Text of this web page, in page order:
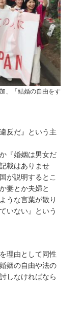
、「結婚の自由をす
反だ』という主
『婚姻は男女だ
載はありませ
が説明するとこ
妻とか夫婦と
うな言葉が散り
いない』という
理由として同性
姻の自由や法の
しなければなら